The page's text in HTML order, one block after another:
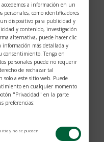
accedemos a información en un
personales, como identificadores
dispositivo para publicidad y
y contenido, investigación
alternativa, puede hacer clic
información más detallada y
consentimiento. Tenga en
personales puede no requerir
de rechazar tal
solo a este sitio web. Puede
en cualquier momento
"Privacidad" en la parte
preferencias:
y no se pueden